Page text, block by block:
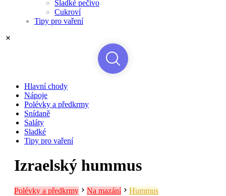
Sladké pečivo
Cukroví
Tipy pro vaření
Hlavní chody
Nápoje
Polévky a předkrmy
Snídaně
Saláty
Sladké
Tipy pro vaření
Izraelský hummus
Polévky a předkrmy Na mazání Hummus